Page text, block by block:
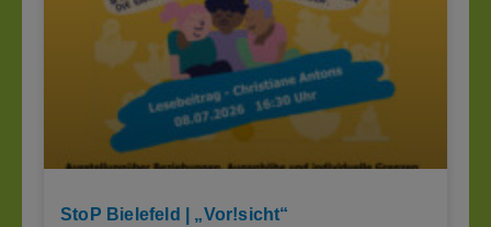
StoP Bielefeld | „Vor!sicht“